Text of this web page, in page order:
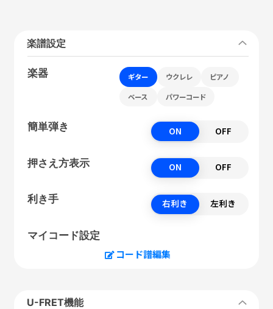
楽譜設定
楽器 ギター ウクレレ ピアノ
ベース パワーコード
簡単弾き ON OFF
押さえ方表示 ON OFF
利き手 右利き 左利き
マイコード設定
コード譜編集
U-FRET機能